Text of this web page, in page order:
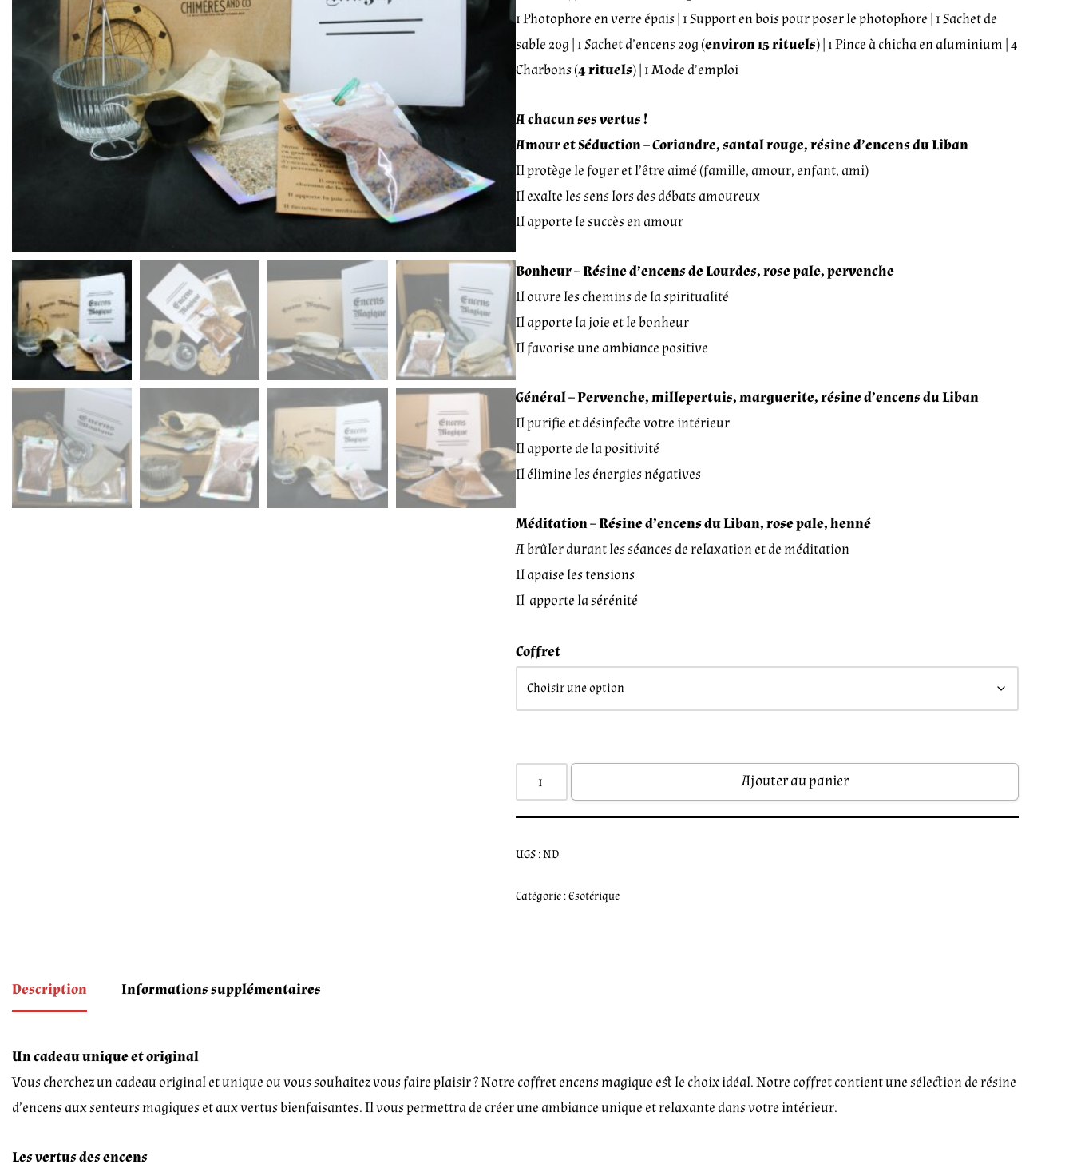
1 Photophore en verre épais | 1 Support en bois pour poser le photophore | 1 Sachet de
sable 20g | 1 Sachet d’encens 20g (environ 15 rituels) | 1 Pince à chicha en aluminium | 4
Charbons (4 rituels) | 1 Mode d’emploi
A chacun ses vertus !
Amour et Séduction – Coriandre, santal rouge, résine d’encens du Liban
Il protège le foyer et l’être aimé (famille, amour, enfant, ami)
Il exalte les sens lors des débats amoureux
Il apporte le succès en amour
Bonheur –Résine d’encens de Lourdes, rose pale, pervenche
Il ouvre les chemins de la spiritualité
Il apporte la joie et le bonheur
Il favorise une ambiance positive
Général – Pervenche, millepertuis, marguerite, résine d’encens du Liban
Il purifie et désinfecte votre intérieur
Il apporte de la positivité
Il élimine les énergies négatives
Méditation – Résine d’encens duLiban, rose pale, henné
A brûler durant les séances de relaxation et de méditation
Il apaise les tensions
Il apporte la sérénité
Coffret
Ajouter au panier
UGS :ND
Catégorie :Esotérique
Description Informations supplémentaires
Un cadeau unique et original
Vous cherchez un cadeau original et unique ou vous souhaitez vous faire plaisir ? Notre coffret encens magique est le choix idéal. Notre coffret contient une sélection de résine
d’encens aux senteurs magiques et aux vertus bienfaisantes. Il vous permettra de créer une ambiance unique et relaxante dans votre intérieur.
Les vertus des encens